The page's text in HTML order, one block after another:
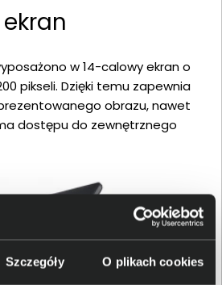
Szczegóły O plikach cookies
w 14-calowy ekran o
pikseli. Dzięki temu zapewnia
obrazu, nawet
dostępu do zewnętrznego